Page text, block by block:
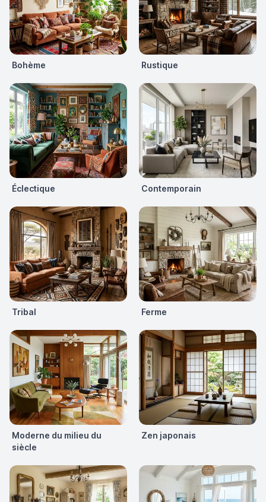
Bohème Rustique
Éclectique Contemporain
Tribal Ferme
Moderne du milieu du
siècle
Zen japonais